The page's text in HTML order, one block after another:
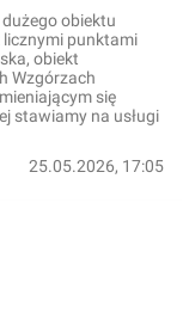
obiektu
punktami
obiekt
Wzgórzach
się
stawiamy na usługi
25.05.2026, 17:05